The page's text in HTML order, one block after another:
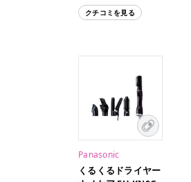
クチコミを見る
Panasonic
くるくるドライヤー